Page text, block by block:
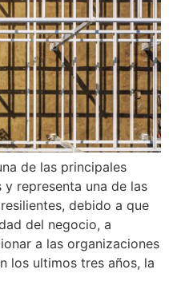
de las principales
representa una de las
debido a que
del negocio, a
a las organizaciones
los ultimos tres años, la